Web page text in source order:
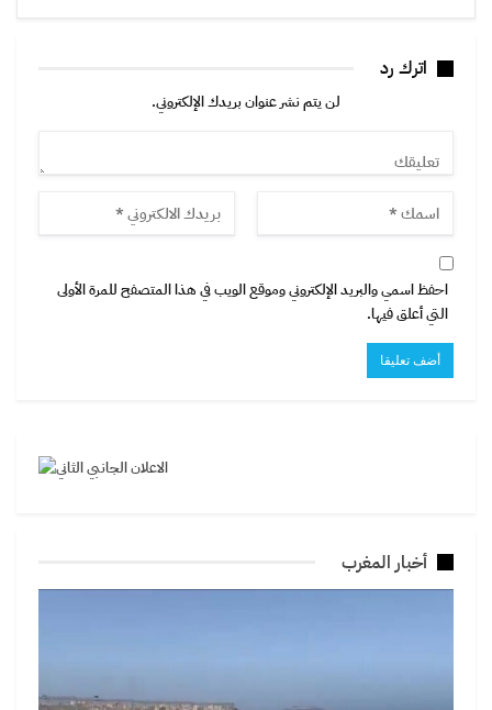
اترك رد
لن يتم نشر عنوان بريدك الإلكتروني.
احفظ اسمي والبريد الإلكتروني وموقع الويب في هذا المتصفح للمرة الأولى
التي أعلق فيها.
أخبار المغرب